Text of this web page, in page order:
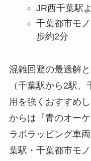
JR西千葉駅
千葉都市モ
歩約2分
混雑回避の最適解
（千葉駅から2駅
用を強くおすすめ
からは『青のオー
ラボラッピング車
葉駅・千葉都市モ